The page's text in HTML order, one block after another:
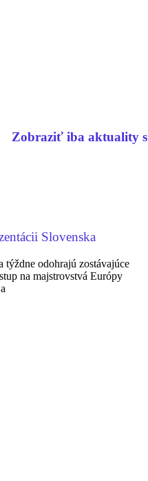
Zobraziť iba aktuality s
Slovenska
týždne odohrajú zostávajúce
na majstrovstvá Európy